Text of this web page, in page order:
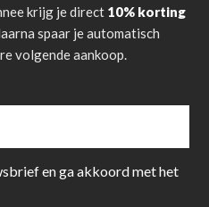
krijg je direct 10% korting
spaar je automatisch
volgende aankoop.
en ga akkoord met het